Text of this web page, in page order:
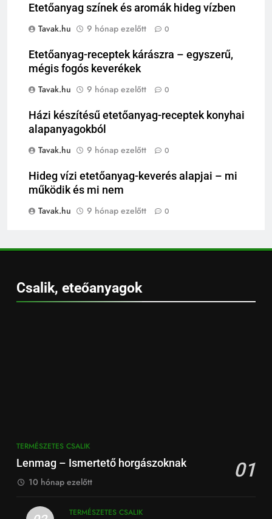
Etetőanyag színek és aromák hideg vízben
Tavak.hu
9 hónap ezelőtt 0
Etetőanyag-receptek kárászra – egyszerű,
mégis fogós keverékek
Tavak.hu
9 hónap ezelőtt 0
Házi készítésű etetőanyag-receptek konyhai
alapanyagokból
Tavak.hu
9 hónap ezelőtt 0
Hideg vízi etetőanyag-keverés alapjai – mi
működik és mi nem
Tavak.hu
9 hónap ezelőtt 0
Csalik, eteőanyagok
TERMÉSZETES CSALIK
Lenmag – Ismertető horgászoknak 01
10 hónap ezelőtt
TERMÉSZETES CSALIK